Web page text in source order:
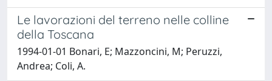
Le lavorazioni del terreno nelle colline
della Toscana
1994-01-01 Bonari, E; Mazzoncini, M; Peruzzi,
Andrea; Coli, A.